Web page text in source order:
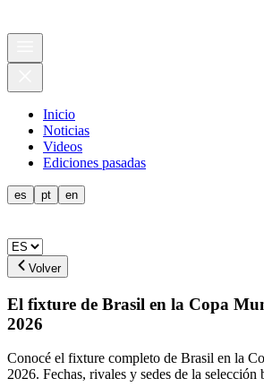
Inicio
Noticias
Videos
Ediciones pasadas
es pt en
Volver
El fixture de Brasil en la Copa
2026
Conocé el fixture completo de Brasil en la
2026. Fechas, rivales y sedes de la selección